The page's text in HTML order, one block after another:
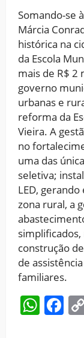
Somando-se
Márcia
histórica na
da Escola
mais de R$ 2
governo
urbanas e
reforma da
Vieira. A
no
uma das
seletiva;
LED,
zona rural, a
construção
de
familiares.